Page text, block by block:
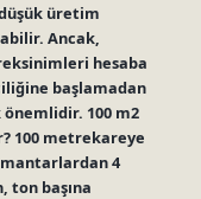
üretim
Ancak,
hesaba
başlamadan
önemlidir. 100 m2
100 metrekareye
4
başına